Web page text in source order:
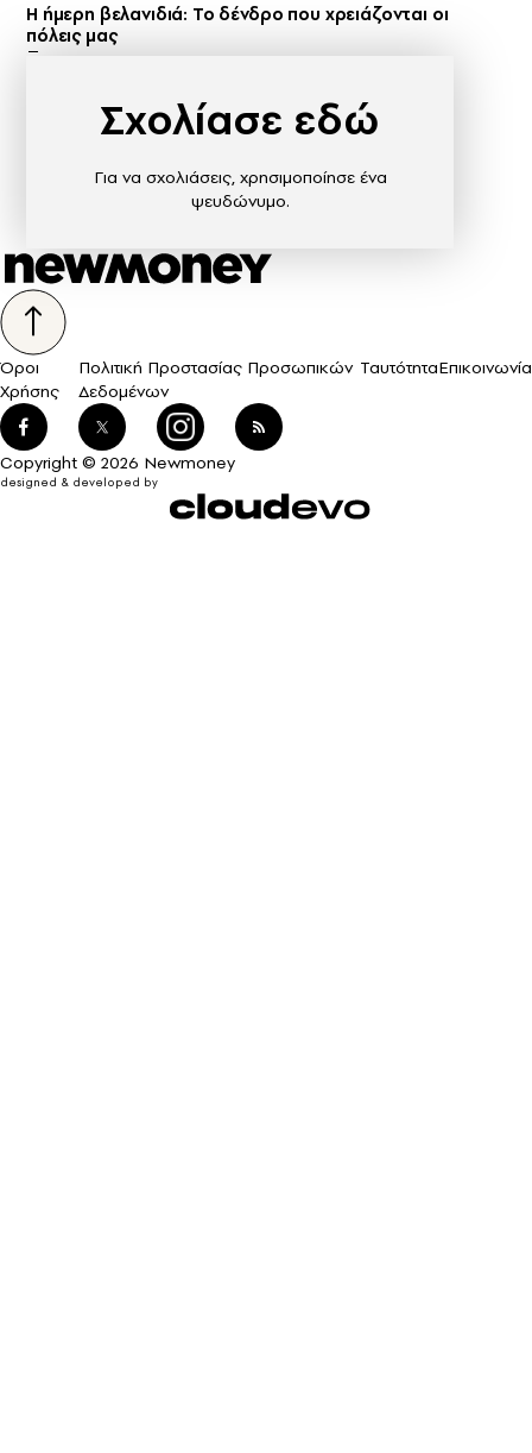
Η ήμερη βελανιδιά: Το δένδρο που χρειάζονται οι
πόλεις μας
Σχολίασε εδώ
Για να σχολιάσεις, χρησιμοποίησε ένα
ψευδώνυμο.
Όροι
Χρήσης
Πολιτική Προστασίας Προσωπικών
Δεδομένων
ΤαυτότηταΕπικοινωνία
Copyright © 2026 Newmoney
designed & developed by